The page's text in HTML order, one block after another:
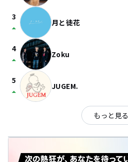
3
arrow_drop_up 月と徒花
4
arrow_drop_up Zoku
5
arrow_drop_up JUGEM.
もっと見る